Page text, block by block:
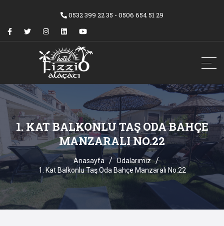
0532 399 22 35 - 0506 654 51 29
1. KAT BALKONLU TAŞ ODA BAHÇE
MANZARALI NO.22
Anasayfa
Odalarımız
1. Kat Balkonlu Taş Oda Bahçe Manzaralı No.22